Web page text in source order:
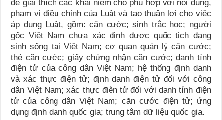
để giải thích các khái niệm cho phù hợp với nội dung,
phạm vi điều chỉnh của Luật và tạo thuận lợi cho việc
áp dụng Luật, gồm: căn cước; sinh trắc học; người
gốc Việt Nam chưa xác định được quốc tịch đang
sinh sống tại Việt Nam; cơ quan quản lý căn cước;
thẻ căn cước; giấy chứng nhận căn cước; danh tính
điện tử của công dân Việt Nam; hệ thống định danh
và xác thực điện tử; định danh điện tử đối với công
dân Việt Nam; xác thực điện tử đối với danh tính điện
tử của công dân Việt Nam; căn cước điện tử; ứng
dụng định danh quốc gia; trung tâm dữ liệu quốc gia.